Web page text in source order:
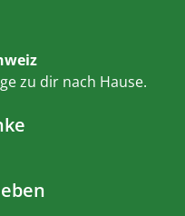
zu dir nach Hause.